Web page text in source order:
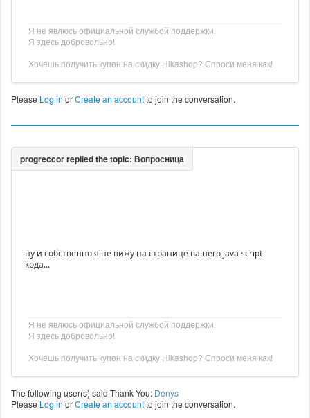
Я не явлюсь официальной службой поддержки!
Я здесь добровольно!
Хочешь получить купон на скидку Hikashop? Спроси меня как!
Please Log in orCreate an accountto join the conversation.
ну и собственно я не вижу на странице вашего java script
кода...
Я не явлюсь официальной службой поддержки!
Я здесь добровольно!
Хочешь получить купон на скидку Hikashop? Спроси меня как!
The following user(s) said Thank You: Denys
Please Log in orCreate an accountto join the conversation.